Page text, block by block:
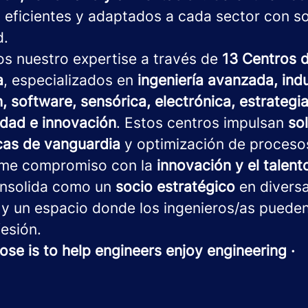
y adaptados a cada sector con
nuestro expertise a través de 13 Centros
, especializados en ingeniería avanzada,
software, sensórica, electrónica,
e innovación. Estos centros impulsan
de vanguardia y optimización de
compromiso con la innovación y el
como un socio estratégico en
un espacio donde los ingenieros/as
is to help engineers enjoy engineering ·